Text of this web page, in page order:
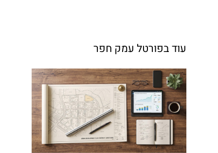
עוד בפורטל עמק חפר